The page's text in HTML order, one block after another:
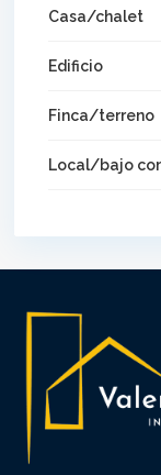
Casa/chalet
Edificio
Finca/terreno
Local/bajo